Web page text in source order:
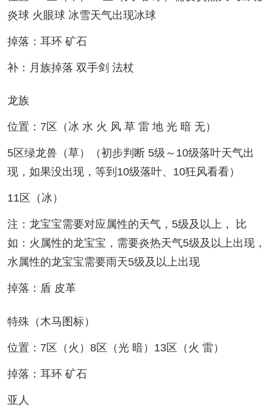
炎球 火眼球 冰雪天气出现冰球
掉落：耳环 矿石
补：月族掉落 双手剑 法杖
龙族
位置：7区（冰 水 火 风 草 雷 地 光 暗 无）
5区绿龙兽（草）（初步判断 5级～10级落叶天气出
现，如果没出现，等到10级落叶、10狂风看看）
11区（冰）
注：龙宝宝需要对应属性的天气，5级及以上， 比
如：火属性的龙宝宝，需要炎热天气5级及以上出现，
水属性的龙宝宝需要雨天5级及以上出现
掉落：盾 皮革
特殊（木马图标）
位置：7区（火）8区（光 暗）13区（火 雷）
掉落：耳环 矿石
亚人